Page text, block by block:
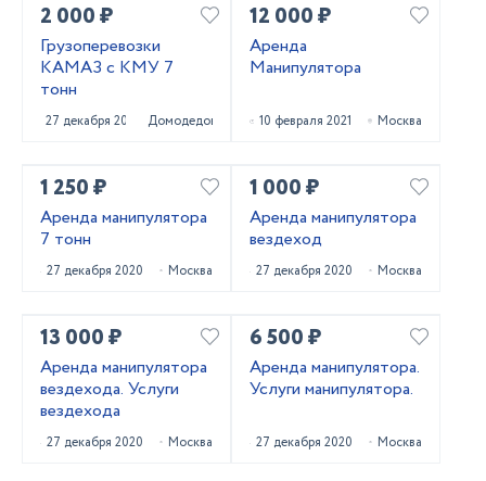
2 000 ₽
Грузоперевозки
КАМАЗ с КМУ 7
тонн
27 декабря 2021 Домодедово
12 000 ₽
Аренда
Манипулятора
10 февраля 2021 Москва
1 250 ₽
Аренда манипулятора
7 тонн
27 декабря 2020 Москва
1 000 ₽
Аренда манипулятора
вездеход
27 декабря 2020 Москва
13 000 ₽
Аренда манипулятора
вездехода. Услуги
вездехода
27 декабря 2020 Москва
6 500 ₽
Аренда манипулятора.
Услуги манипулятора.
27 декабря 2020 Москва